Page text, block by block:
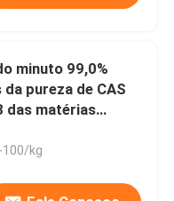
minuto 99,0%
pureza de CAS
das matérias
da betaína
100/kg